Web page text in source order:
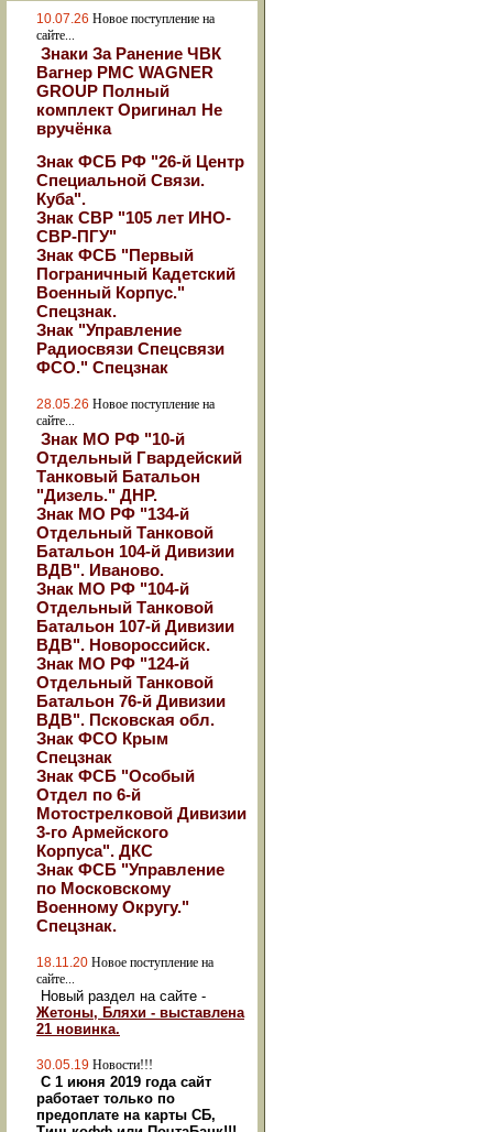
10.07.26 Новое поступление на
сайте...
Знаки За Ранение ЧВК
Вагнер РМС WAGNER
GROUP Полный
комплект Оригинал Не
вручёнка
Знак ФСБ РФ "26-й Центр
Специальной Связи.
Куба".
Знак СВР "105 лет ИНО-
СВР-ПГУ"
Знак ФСБ "Первый
Пограничный Кадетский
Военный Корпус."
Спецзнак.
Знак "Управление
Радиосвязи Спецсвязи
ФСО." Спецзнак
28.05.26 Новое поступление на
сайте...
Знак МО РФ "10-й
Отдельный Гвардейский
Танковый Батальон
"Дизель." ДНР.
Знак МО РФ "134-й
Отдельный Танковой
Батальон 104-й Дивизии
ВДВ". Иваново.
Знак МО РФ "104-й
Отдельный Танковой
Батальон 107-й Дивизии
ВДВ". Новороссийск.
Знак МО РФ "124-й
Отдельный Танковой
Батальон 76-й Дивизии
ВДВ". Псковская обл.
Знак ФСО Крым
Спецзнак
Знак ФСБ "Особый
Отдел по 6-й
Мотострелковой Дивизии
3-го Армейского
Корпуса". ДКС
Знак ФСБ "Управление
по Московскому
Военному Округу."
Спецзнак.
18.11.20 Новое поступление на
сайте...
Новый раздел на сайте -
Жетоны, Бляхи - выставлена
21 новинка.
30.05.19 Новости!!!
С 1 июня 2019 года сайт
работает только по
предоплате на карты СБ,